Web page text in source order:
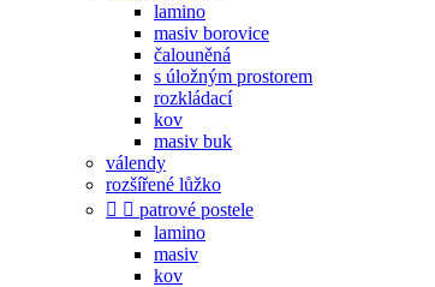
lamino
masiv borovice
čalouněná
s úložným prostorem
rozkládací
kov
masiv buk
válendy
rozšířené lůžko
  patrové postele
lamino
masiv
kov